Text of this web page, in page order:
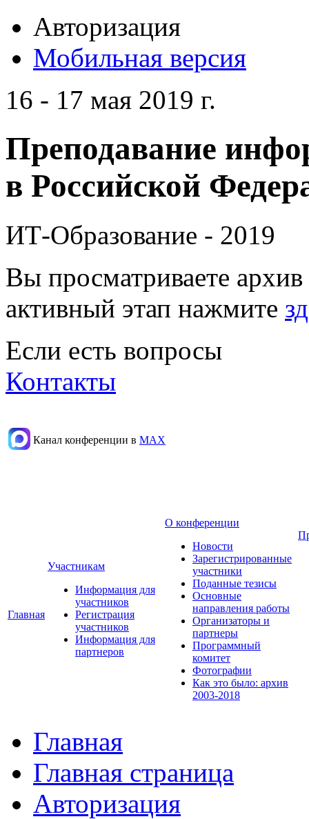
Авторизация
Мобильная версия
16 - 17 мая 2019 г.
Преподавание
в Российской
ИТ-Образование - 2019
Вы просматриваете
активный этап нажмите
Если есть вопросы
Контакты
Канал конференции в МАХ
Главная
Участникам
Информация для
участников
Регистрация
участников
Информация для
партнеров
О конференции
Новости
Зарегистрированные
участники
Поданные тезисы
Основные
направления работы
Организаторы и
партнеры
Программный
комитет
Фотографии
Как это было: архив
2003-2018
Главная
Главная страница
Авторизация